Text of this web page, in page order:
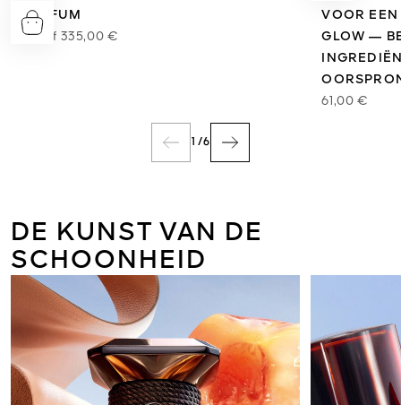
PARFUM
Vanaf 335,00 €
VOOR
GLOW —
61,00 €
1 /6
DE KUNST VAN DE
SCHOONHEID